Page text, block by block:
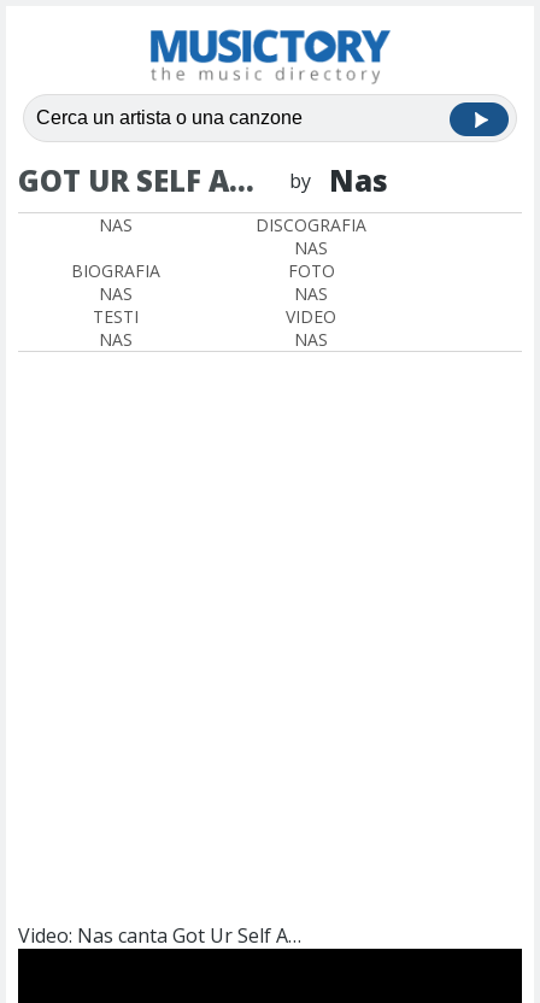
GOT UR SELF A… by Nas
NAS
DISCOGRAFIA
NAS
BIOGRAFIA
NAS
FOTO
NAS
TESTI
NAS
VIDEO
NAS
Video: Nas canta Got Ur Self A…